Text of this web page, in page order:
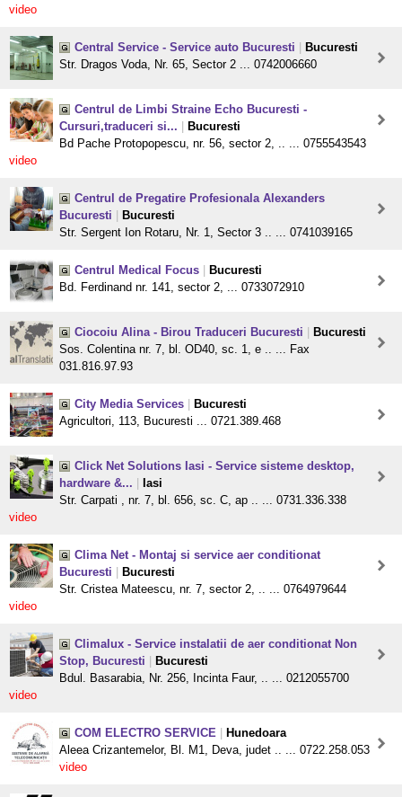
video
Central Service - Service auto Bucuresti
Bucuresti
Str. Dragos Voda, Nr. 65, Sector 2 ... 0742006660
Centrul de Limbi Straine Echo Bucuresti -
Cursuri,traduceri si...
Bucuresti
Bd Pache Protopopescu, nr. 56, sector 2, .. ... 0755543543
video
Centrul de Pregatire Profesionala Alexanders
Bucuresti
Bucuresti
Str. Sergent Ion Rotaru, Nr. 1, Sector 3 .. ... 0741039165
Centrul Medical Focus
Bucuresti
Bd. Ferdinand nr. 141, sector 2, ... 0733072910
Ciocoiu Alina - Birou Traduceri Bucuresti
Bucuresti
Sos. Colentina nr. 7, bl. OD40, sc. 1, e .. ... Fax
031.816.97.93
City Media Services
Bucuresti
Agricultori, 113, Bucuresti ... 0721.389.468
Click Net Solutions Iasi - Service sisteme desktop,
hardware &...
Iasi
Str. Carpati , nr. 7, bl. 656, sc. C, ap .. ... 0731.336.338
video
Clima Net - Montaj si service aer conditionat
Bucuresti
Bucuresti
Str. Cristea Mateescu, nr. 7, sector 2, .. ... 0764979644
video
Climalux - Service instalatii de aer conditionat Non
Stop, Bucuresti
Bucuresti
Bdul. Basarabia, Nr. 256, Incinta Faur, .. ... 0212055700
video
COM ELECTRO SERVICE
Hunedoara
Aleea Crizantemelor, Bl. M1, Deva, judet .. ... 0722.258.053
video